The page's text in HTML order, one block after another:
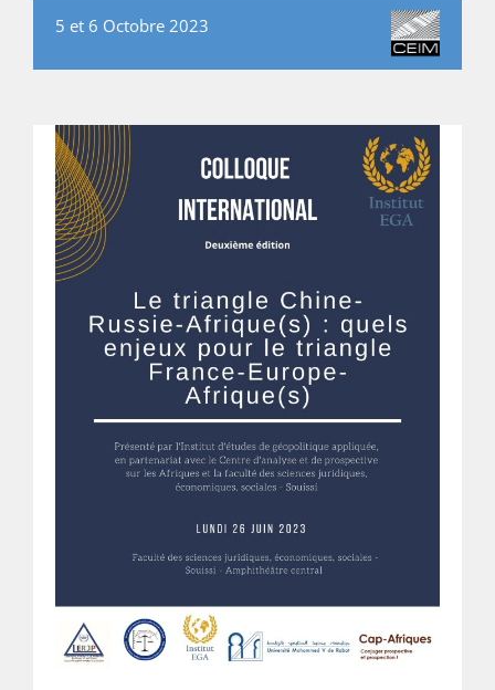
5 et 6 Octobre 2023